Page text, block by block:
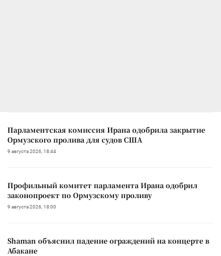
Парламентская комиссия Ирана одобрила закрытие
Ормузского пролива для судов США
9 августа 2026, 18:44
Профильный комитет парламента Ирана одобрил
законопроект по Ормузскому проливу
9 августа 2026, 18:00
Shaman объяснил падение ограждений на концерте в
Абакане